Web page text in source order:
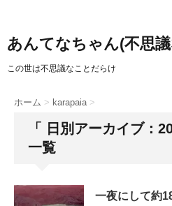
あんてなちゃん(不思議
この世は不思議なことだらけ
ホーム > karapaia >
「 日別アーカイブ：
一覧
一夜にして約